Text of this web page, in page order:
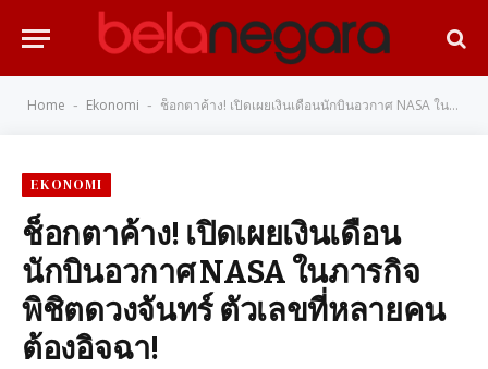
Home - Ekonomi - ช็อกตาค้าง! เปิดเผยเงินเดือนนักบินอวกาศ NASA ในภารกิจพิชิตดวงจันทร์ ตัวเลขที่หลายคนต้องอิจฉา!
EKONOMI
ช็อกตาค้าง! เปิดเผยเงินเดือน
นักบินอวกาศ NASA ในภารกิจ
พิชิตดวงจันทร์ ตัวเลขที่หลายคน
ต้องอิจฉา!